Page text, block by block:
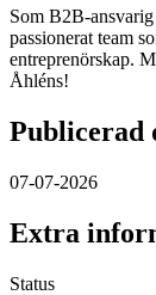
Som B2B-
passionerat team
entreprenörskap.
Åhléns!
Publicerad
07-07-2026
Extra
Status